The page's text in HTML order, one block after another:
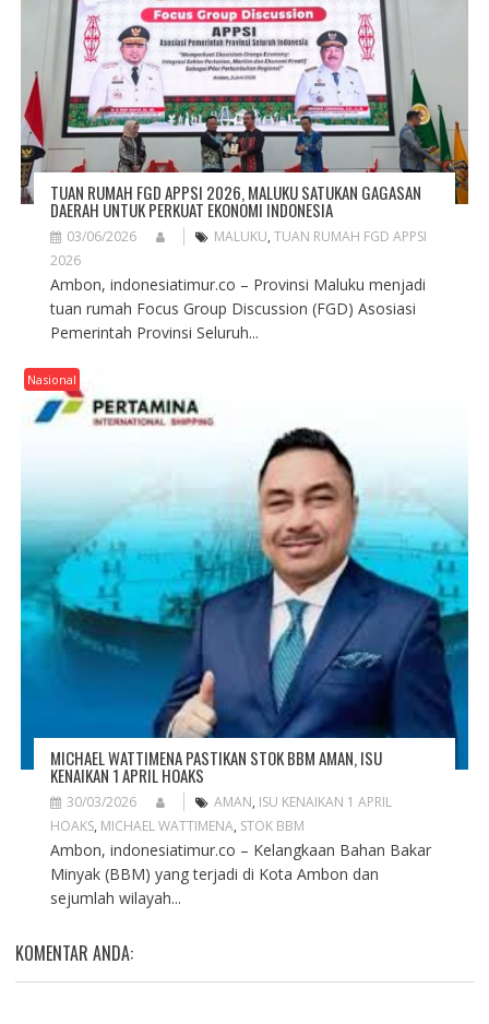
TUAN RUMAH FGD APPSI 2026, MALUKU SATUKAN GAGASAN
DAERAH UNTUK PERKUAT EKONOMI INDONESIA
03/06/2026 MALUKU, TUAN RUMAH FGD APPSI
2026
Ambon, indonesiatimur.co – Provinsi Maluku menjadi
tuan rumah Focus Group Discussion (FGD) Asosiasi
Pemerintah Provinsi Seluruh...
Nasional
MICHAEL WATTIMENA PASTIKAN STOK BBM AMAN, ISU
KENAIKAN 1 APRIL HOAKS
30/03/2026 AMAN, ISU KENAIKAN 1 APRIL
HOAKS, MICHAEL WATTIMENA, STOK BBM
Ambon, indonesiatimur.co – Kelangkaan Bahan Bakar
Minyak (BBM) yang terjadi di Kota Ambon dan
sejumlah wilayah...
KOMENTAR ANDA: